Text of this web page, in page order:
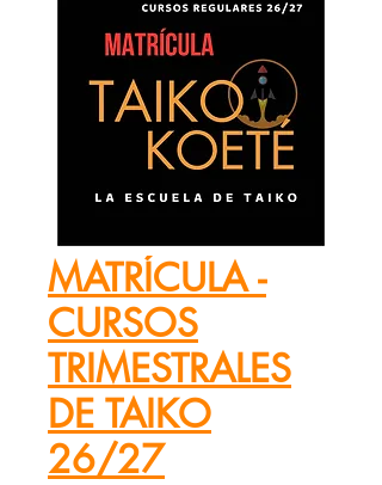
MATRÍCULA -
CURSOS
TRIMESTRALES
DE TAIKO
26/27